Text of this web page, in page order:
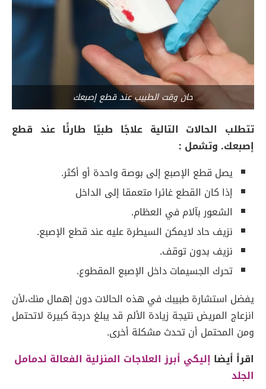
حان وقت الطبيب عند قطع إصبعك
تتطلب الحالات التالية علاجًا طبيًا طارئًا عند قطع
إصبعك. وتشمل :
يصل قطع الإصبع إلى بوصة واحدة أو أكثر.
إذا كان القطع غائرا متعمقا إلى الداخل
الشعور بآلام في العظام.
نزيف حاد لايمكن السيطرة عليه عند قطع الإصبع.
نزيف بدون توقف.
تحرك الجسيمات داخل الإصبع المقطوع.
يفضل استشارة طبيبك في هذه الحالات دون إهمال منك،لأن
انزعاج المريض نتيجة زيادة الألم قد يبلغ درجة كبيرة لاتحتمل
ومن المحتمل أن تحدث مشكلة أخرى.
اقرأ أيضا إليكي أبرز العلاجات المنزلية الفعالة لدمامل
الجلد